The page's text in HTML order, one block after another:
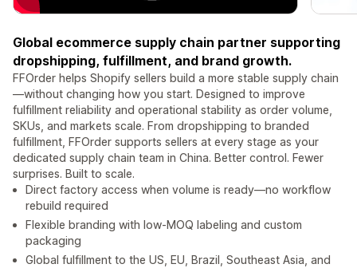
Global ecommerce supply chain partner supporting
dropshipping, fulfillment, and brand growth.
FFOrder helps Shopify sellers build a more stable supply chain
—without changing how you start. Designed to improve
fulfillment reliability and operational stability as order volume,
SKUs, and markets scale. From dropshipping to branded
fulfillment, FFOrder supports sellers at every stage as your
dedicated supply chain team in China. Better control. Fewer
surprises. Built to scale.
Direct factory access when volume is ready—no workflow
rebuild required
Flexible branding with low-MOQ labeling and custom
packaging
Global fulfillment to the US, EU, Brazil, Southeast Asia, and